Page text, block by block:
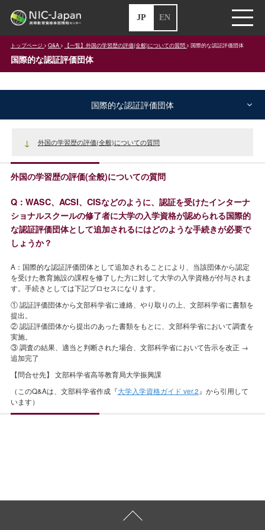
JP EN
トップページ Q&A 【一覧】外国の学習歴の評価(全般)についての質問 国際的な認証評価団体
国際的な認証評価団体
国際的な認証評価団体
外国の学習歴の評価(全般)についての質問
外国の学習歴の評価(全般)についての質問
Q：WASC、ACSI、CISなどのように、認証を受けたインターナ
ショナルスクールの修了者に大学の入学資格が認められる国際的
な認証評価団体として追加されるにはどのような手続きが必要で
しょうか？
A：国際的な認証評価団体として追加されることにより、当該団体から認定
を受けた教育施設の課程を修了した方に対して大学の入学資格が付与されま
す。手続きとしては下記プロセスになります。
① 認証評価団体から文部科学省に連絡、やり取りの上、文部科学省に書類を
提出。
② 認証評価団体から提出のあった書類をもとに、文部科学省において調査を
実施。
③ 調査の結果、適当と判断された場合、文部科学省において告示を改正 →
追加完了
【問合せ先】 文部科学省高等教育局大学振興課
（このQ&Aは、文部科学省作成『大学入学資格ガイド ver.2 』から引用して
います）